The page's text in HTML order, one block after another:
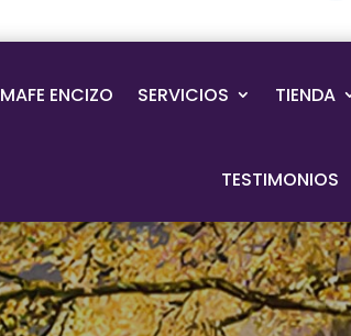
MAFE ENCIZO SERVICIOS TIENDA
TESTIMONIOS